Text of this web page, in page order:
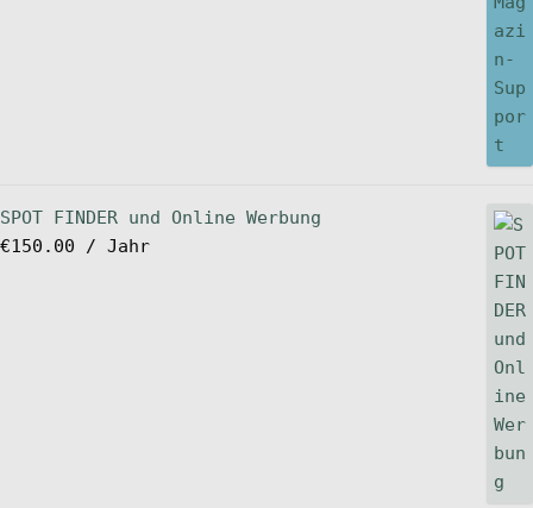
SPOT FINDER und Online Werbung
€150.00 / Jahr